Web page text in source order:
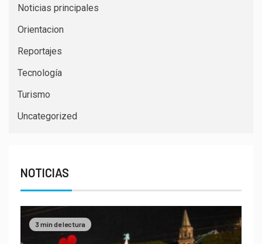
Noticias principales
Orientacion
Reportajes
Tecnología
Turismo
Uncategorized
NOTICIAS
3 min de lectura